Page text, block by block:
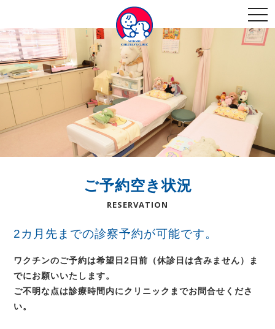
ご予約空き状況
RESERVATION
2カ月先までの診察予約が可能です。
ワクチンのご予約は希望日2日前（休診日は含みません）ま
でにお願いいたします。
ご不明な点は診療時間内にクリニックまでお問合せくださ
い。